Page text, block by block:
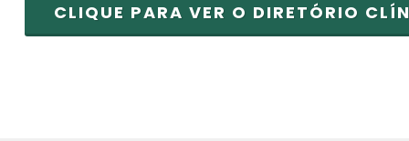
CLIQUE PARA VER O DIRETÓRIO